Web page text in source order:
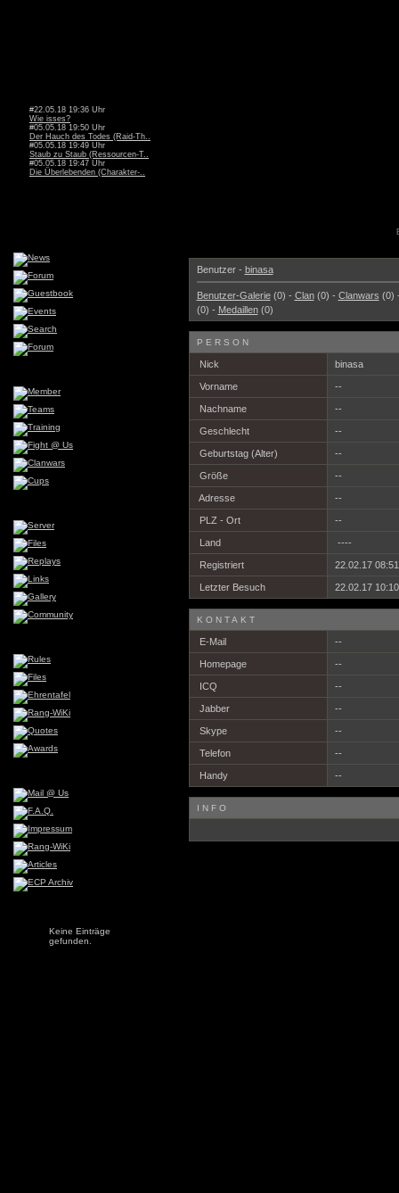
#22.05.18 19:36 Uhr
Wie isses?
#05.05.18 19:50 Uhr
Der Hauch des Todes (Raid-Th..
#05.05.18 19:49 Uhr
Staub zu Staub (Ressourcen-T..
#05.05.18 19:47 Uhr
Die Überlebenden (Charakter-..
Keine Einträge
gefunden.
Benutzer - binasa
Benutzer-Galerie(0) - Clan(0) - Clanwars (0)
(0) - Medaillen(0)
PERSON
Nick binasa
Vorname --
Nachname --
Geschlecht --
Geburtstag (Alter) --
Größe --
Adresse --
PLZ - Ort --
Land ----
Registriert 22.02.17
Letzter Besuch 22.02.17
KONTAKT
E-Mail --
Homepage --
ICQ --
Jabber --
Skype --
Telefon --
Handy --
INFO